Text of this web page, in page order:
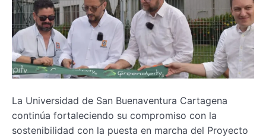
La Universidad de San Buenaventura Cartagena
continúa fortaleciendo su compromiso con la
sostenibilidad con la puesta en marcha del Proyecto